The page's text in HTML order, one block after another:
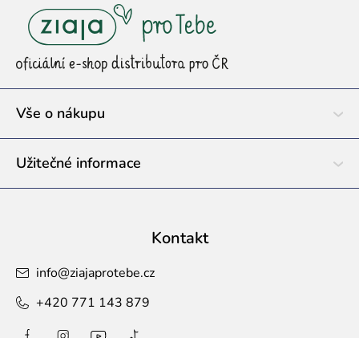
t
Vše o nákupu
Užitečné informace
Kontakt
info@ziajaprotebe.cz
+420 771 143 879